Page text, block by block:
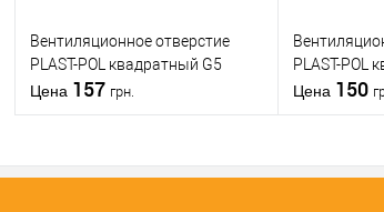
Вентиляционное отверстие
PLAST-POL квадратный G5
Цена 157 грн.
В корзину
PLAST-POL
Цена 150